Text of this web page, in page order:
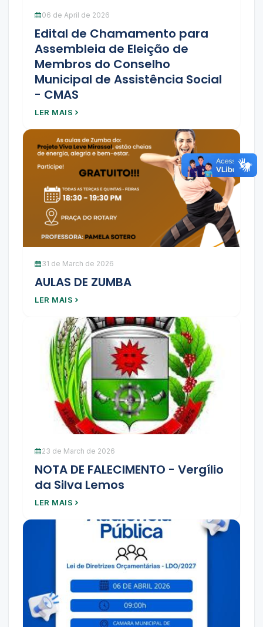
06 de April de 2026
Edital de Chamamento para
Assembleia de Eleição de
Membros do Conselho
Municipal de Assistência Social
- CMAS
LER MAIS
31 de March de 2026
AULAS DE ZUMBA
LER MAIS
23 de March de 2026
NOTA DE FALECIMENTO - Vergílio
da Silva Lemos
LER MAIS